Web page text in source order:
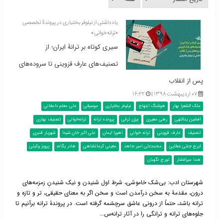
یادداشتی از نیلوفر بختیاری در پروندۀ تخصصی
«ترانه‌خوانی»
سیری کوتاه بر ترانۀ ایران؛ از
تصنیف‌های عارف قزوینی تا سروده‌های
پس از انقلاب
۰۷ اردیبهشت ۱۳۹۸ | ۱۶:۲۲
ملک الشعرا بهار هوشنگ ابتهاج نیلوفر بختیاری موسیقی
علی معلم دامغانی
افشین یداللهی
رهی معیری بیژن ترقی پرونده ترانه ترانه‌خوانی
تصنیف بهاری
تصنیف
عارف قزوینی ترانه خوانی اهورا ایمان علی اکبر خان شیدا
شهریار قنبری
ایرج جنتی عطایی
محمدعلی امیر جاهد معینی کرمانشاهی هادر یگانه
پرویز وکیلی
هما میرافشار
تورج نگهبان
شهرستان ادب: بی‌شک خاموشی، شرط اول شنیدن و نیک شنیدنِ زمزمه‌های
درون، مقدمۀ به سخن درآمدن است و سخن اگر به معنای حقیقی، تر و تازه و
ترانه باشد، حتماً از درونی عاشق سرچشمه گرفته است. در پروندۀ ترانه برآنیم تا
جلوه‌های ترانه و ترانگی را در آثار ترانه‌س...